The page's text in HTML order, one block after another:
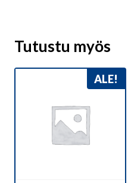
Tutustu myös
ALE!